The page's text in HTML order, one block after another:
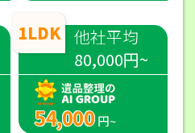
1LDK 他社平均
80,000円~
54,000 円~